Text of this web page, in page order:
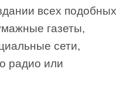
всех подобных
газеты,
сети,
радио или